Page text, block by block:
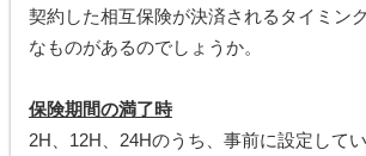
契約した相互保険が決済されるタイミン
なものがあるのでしょうか。
保険期間の満了時
2H、12H、24Hのうち、事前に設定して